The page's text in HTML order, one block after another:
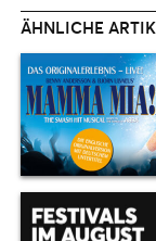
ÄHNLICHE